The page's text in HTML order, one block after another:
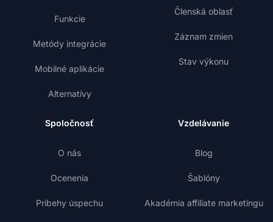
Funkcie
Metódy integrácie
Mobilné aplikácie
Alternatívy
Členská oblasť
Záznam zmien
Stav výkonu
Spoločnosť
O nás
Ocenenia
Príbehy úspechu
Vzdelávanie
Blog
Šablóny
Akadémia affiliate marketingu